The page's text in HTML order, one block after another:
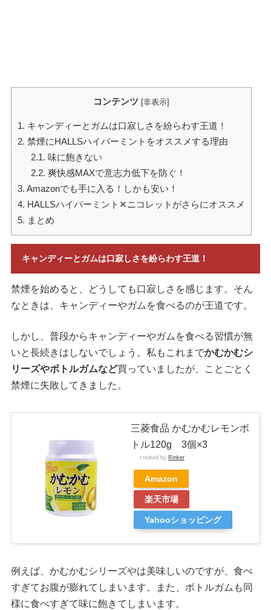
コンテンツ [非表示]
1. キャンディーとガムは口寂しさを紛らわす王道！
2. 禁煙にHALLSハイパーミントをオススメする理由
2.1. 味に飽きない
2.2. 爽快感MAXで意志力低下を防ぐ！
3. Amazonでも手に入る！しかも安い！
4. HALLSハイパーミント✕ニコレットがさらにオススメ
5. まとめ
キャンディーとガムは口寂しさを紛らわす王道！
禁煙を始めると、どうしても口寂しさを感じます。そん
なときは、キャンディーやガムを食べるのが王道です。
しかし、普段からキャンディーやガムを食べる習慣が無
いと長続きはしないでしょう。私もこれまでかむかむシ
リーズやボトルガムなど買っていましたが、ことごとく
禁煙に失敗してきました。
三菱食品 かむかむレモンボ
トル120g 3個×3
created by Rinker
Amazon
楽天市場
Yahooショッピング
例えば、かむかむシリーズやは美味しいのですが、食べ
すぎてお腹が膨れてしまいます。また、ボトルガムも同
様に食べすぎて味に飽きてしまいます。